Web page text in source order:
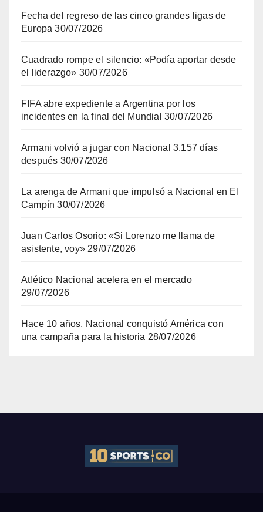
Fecha del regreso de las cinco grandes ligas de
Europa 30/07/2026
Cuadrado rompe el silencio: «Podía aportar desde
el liderazgo» 30/07/2026
FIFA abre expediente a Argentina por los
incidentes en la final del Mundial 30/07/2026
Armani volvió a jugar con Nacional 3.157 días
después 30/07/2026
La arenga de Armani que impulsó a Nacional en El
Campín 30/07/2026
Juan Carlos Osorio: «Si Lorenzo me llama de
asistente, voy» 29/07/2026
Atlético Nacional acelera en el mercado
29/07/2026
Hace 10 años, Nacional conquistó América con
una campaña para la historia 28/07/2026